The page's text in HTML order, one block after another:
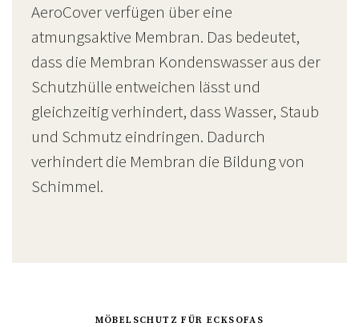
AeroCover verfügen über eine
atmungsaktive Membran. Das bedeutet,
dass die Membran Kondenswasser aus der
Schutzhülle entweichen lässt und
gleichzeitig verhindert, dass Wasser, Staub
und Schmutz eindringen. Dadurch
verhindert die Membran die Bildung von
Schimmel.
MÖBELSCHUTZ FÜR ECKSOFAS